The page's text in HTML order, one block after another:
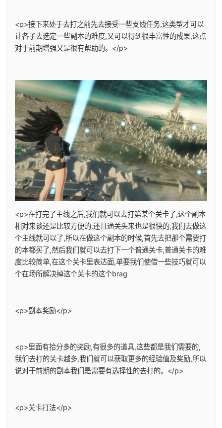
<p>接下来处于去打之前先去接受一些支线任务,这类型才可以
让各子去选定一些副本的难度,又可以得到很丰富性的成果,这点
对于前期增强又是很有帮助的。</p>
<p>在打完了主线之后,我们就可以去打第某个关卡了,这个副本
相对来谈还是比较方便的,还且通关头来也是很快的,我们去做这
个主线就可以了,所以在做这个副本的时候,首先去把那个需要打
的本都买了,然后我们就可以去打下一个普通关卡,普通关卡的难
度比较简单,在这个关卡里表达面,单要我们使借一些技巧就可以
个在场所解决掉这个关卡的这个brag
<p>副本奖励</p>
<p>里面有拾分多的奖励,有很多的道具,这些都是我们需要的,
我们去打的关卡越多,我们就可以获取更多的经验值及奖励,所以
说对于前期的副本我们是需要有选择性的去打的。</p>
<p>关卡打法</p>